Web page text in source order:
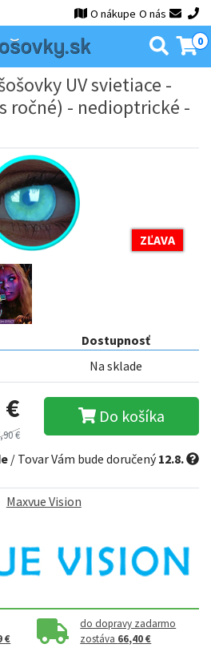
O nákupe O nás
0
UV svietiace -
ročné) - nedioptrické -
ZĽAVA
Dostupnosť
Na sklade
€
€
Do košíka
/ Tovar Vám bude doručený12.8.
Maxvue Vision
€
do dopravy zadarmo
zostáva 66,40 €